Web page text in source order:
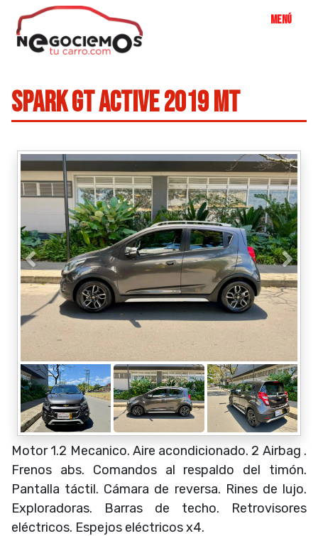
SPARK GT ACTIVE 2019 MT
Motor 1.2 Mecanico. Aire acondicionado. 2 Airbag .
Frenos abs. Comandos al respaldo del timón.
Pantalla táctil. Cámara de reversa. Rines de lujo.
Exploradoras. Barras de techo. Retrovisores
eléctricos. Espejos eléctricos x4.